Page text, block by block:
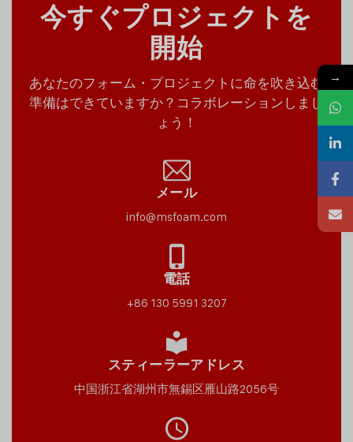
今すぐプロジェクトを
開始
あなたのフォーム・プロジェクトに命を吹き込む
準備はできていますか？コラボレーションしまし
ょう！
メール
info@msfoam.com
電話
+86 130 5991 3207
スティーラーアドレス
中国浙江省湖州市無錫区雁山路2056号
→